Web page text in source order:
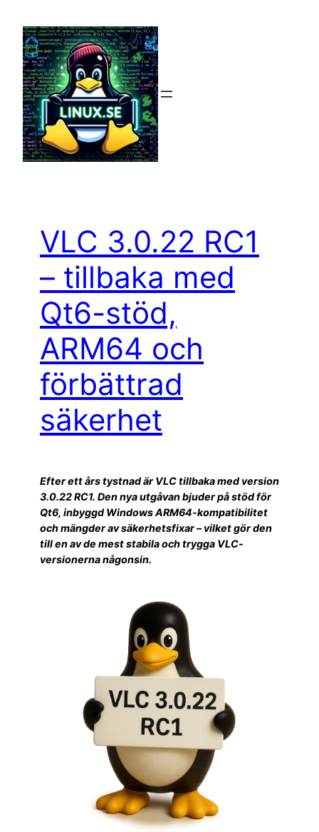
innehåll
VLC 3.0.22 RC1
– tillbaka med
Qt6-stöd,
ARM64 och
förbättrad
säkerhet
Efter ett års tystnad är VLC tillbaka med version
3.0.22 RC1. Den nya utgåvan bjuder på stöd för
Qt6, inbyggd Windows ARM64-kompatibilitet
och mängder av säkerhetsfixar – vilket gör den
till en av de mest stabila och trygga VLC-
versionerna någonsin.